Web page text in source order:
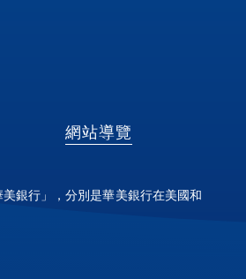
網站導覽
銀行」，分別是華美銀行在美國和